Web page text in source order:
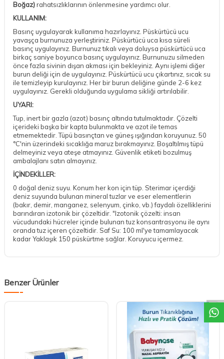
Boğaz)rahatsızlıklarının önlenmesine yardımcı olur.
KULLANIM:
Basınç uygulayarak kullanıma hazırlayınız. Püskürtücü ucu
yavaşça burnunuza yerleştiriniz. Püskürtücü uca kısa süreli
basınç uygulayınız. Burnunuz tıkalı veya doluysa püskürtücü uca
birkaç saniye boyunca basınç uygulayınız. Burnunuzu silmeden
önce fazla sivinin dışan akması için bekleyiniz. Aynı işlemi diğer
burun deliği için de uygulayınız. Püskürtücü ucu çıkartınız, sıcak su
ile temizleyip kurulayınız. Her bir burun deliğine günde 2-6 kez
uygulayınız. Gerekli olduğunda uygulama sikliği artırılabilir.
UYARI:
Tup, inert bir gazla (azot) basınç altında tutulmaktadır. Çözelti
içerideki başka bir kapta bulunmakta ve azot ile temas
etmemektedir. Tüpü basınçtan ve güneş ışığından koruyunuz. 50
°C'nin üzerindeki sıcaklığa maruz bırakmayınız. Boşaltılmış tüpü
delmeyiniz veya ateşe atmayınız. Güvenlik etiketi bozulmuş
ambalajlanı satın almayınız.
İÇİNDEKİLLER:
0 doğal deniz suyu. Konum her kon için tüp. Sterimar içerdiği
deniz suyunda bulunan mineral tuzlar ve eser elementlerin
(bakır, demir, manganez, selenyum, çinko, vb.) faydalı özelliklerini
barındıran izotonik bir çözeltidir. "Izotonik çözelti: insan
vücudundaki hücreler içinde bulunan tuz konsantrasyonu ile aynı
oranda tuz içeren çözeltidir. Saf Su: 100 ml'ye tamamlayacak
kadar Yaklaşık 150 püskürtme sağlar. Koruyucu içermez.
Benzer Ürünler